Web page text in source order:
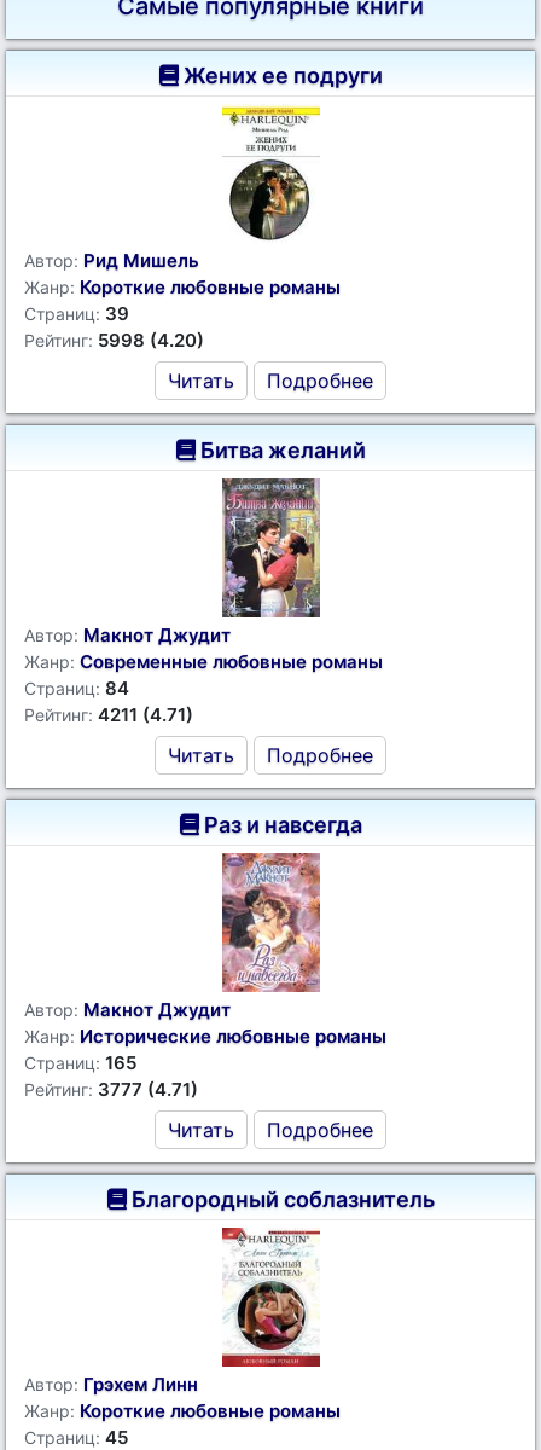
Самые популярные книги
Жених ее подруги
Автор: Рид Мишель
Жанр: Короткие любовные романы
Страниц: 39
Рейтинг: 5998 (4.20)
Читать Подробнее
Битва желаний
Автор: Макнот Джудит
Жанр: Современные любовные романы
Страниц: 84
Рейтинг: 4211 (4.71)
Читать Подробнее
Раз и навсегда
Автор: Макнот Джудит
Жанр: Исторические любовные романы
Страниц: 165
Рейтинг: 3777 (4.71)
Читать Подробнее
Благородный соблазнитель
Автор: Грэхем Линн
Жанр: Короткие любовные романы
Страниц: 45